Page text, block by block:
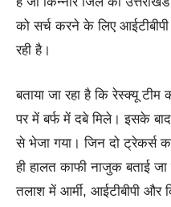
को सर्च करने के लिए
रही है।
बताया जा रहा है कि रेस्क्यू
पर में बर्फ में दबे मिले। इसके
से भेजा गया। जिन दो ट्रेकर्स
ही हालत काफी नाजुक बताई जा
तलाश में आर्मी, आईटीबीपी और